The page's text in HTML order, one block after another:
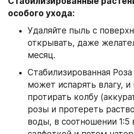
особого ухода:
Удаляйте пыль с
открывать, даже
месяц.
Стабилизированная
может испарять влагу,
протирать колбу
розы и протереть
воды, в соотношении 1:5